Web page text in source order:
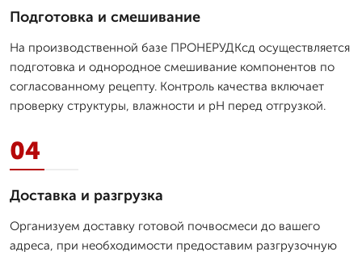
Подготовка и смешивание
На производственной базе ПРОНЕРУДКсд осуществляется
подготовка и однородное смешивание компонентов по
согласованному рецепту. Контроль качества включает
проверку структуры, влажности и pH перед отгрузкой.
04
Доставка и разгрузка
Организуем доставку готовой почвосмеси до вашего
адреса, при необходимости предоставим разгрузочную